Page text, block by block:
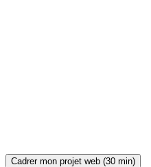
Cadrer mon projet web (30 min)